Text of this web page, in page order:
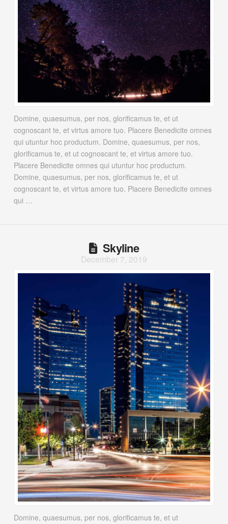
Domine, quaesumus, per nos, glorificamus te, et ut
cognoscant te, et virtus amore tuo. Placere Benedicite omnes
qui utuntur hoc productum. Domine, quaesumus, per nos,
glorificamus te, et ut cognoscant te, et virtus amore tuo.
Placere Benedicite omnes qui utuntur hoc productum.
Domine, quaesumus, per nos, glorificamus te, et ut
cognoscant te, et virtus amore tuo. Placere Benedicite omnes
qui …
Skyline
December 7, 2019
Domine, quaesumus, per nos, glorificamus te, et ut